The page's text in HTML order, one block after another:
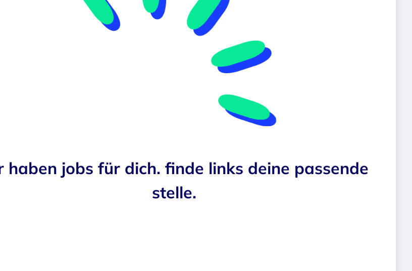
haben jobs für dich. finde links deine passende
stelle.